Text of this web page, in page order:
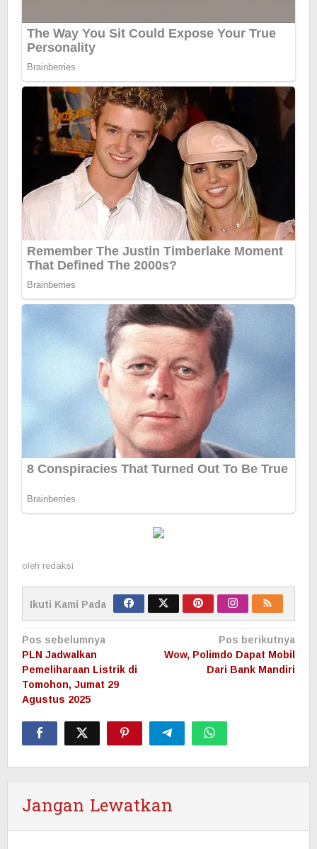
oleh redaksi
Ikuti Kami Pada
Navigasi
pos
Pos sebelumnya
PLN Jadwalkan
Pemeliharaan Listrik di
Tomohon, Jumat 29
Agustus 2025
Pos berikutnya
Wow, Polimdo Dapat Mobil
Dari Bank Mandiri
Jangan Lewatkan